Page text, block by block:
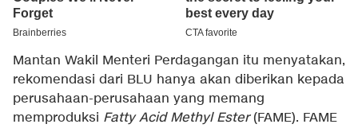
Mantan Wakil Menteri Perdagangan itu menyatakan,
rekomendasi dari BLU hanya akan diberikan kepada
perusahaan-perusahaan yang memang
memproduksi Fatty Acid Methyl Ester(FAME). FAME